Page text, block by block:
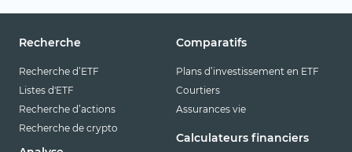
Recherche
Recherche d’ETF
Listes d'ETF
Recherche d’actions
Recherche de crypto
Comparatifs
Plans d’investissement en ETF
Courtiers
Assurances vie
Calculateurs financiers